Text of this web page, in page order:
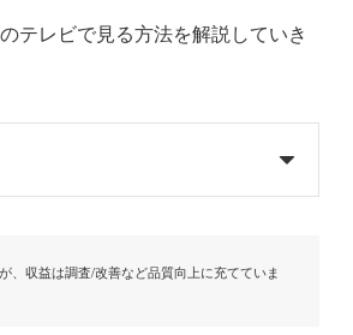
テレビで見る方法を解説していき
、収益は調査/改善など品質向上に充てていま